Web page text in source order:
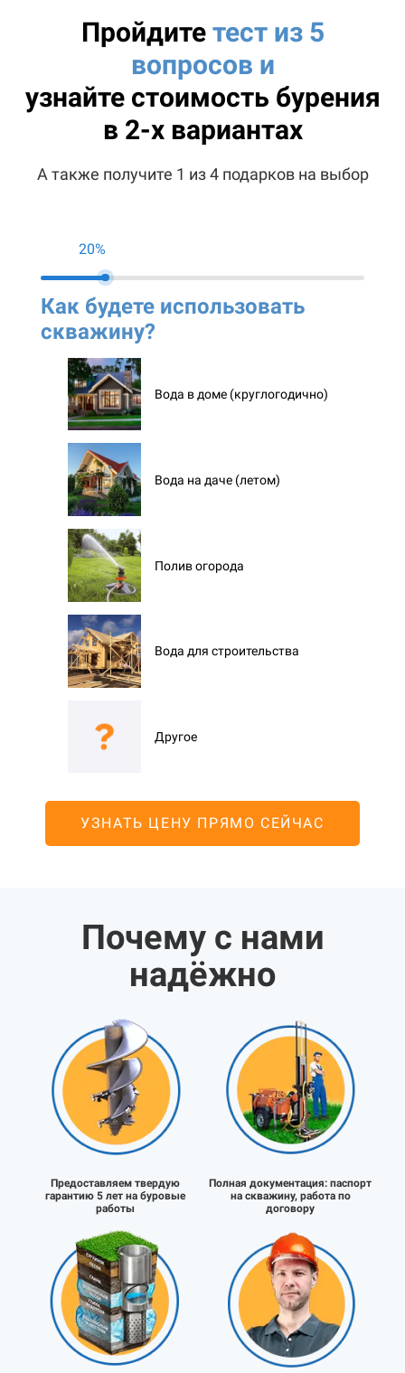
Пройдитетест из 5
вопросов и
узнайте стоимость бурения
в 2-х вариантах
А также получите 1 из 4 подарков на выбор
20%
Как будете использовать
скважину?
Вода в доме (круглогодично)
Вода на даче (летом)
Полив огорода
Вода для строительства
Другое
УЗНАТЬ ЦЕНУ ПРЯМО СЕЙЧАС
Почему с нами
надёжно
Предоставляем твердую
гарантию 5 лет на буровые
работы
Полная документация: паспорт
на скважину, работа по
договору